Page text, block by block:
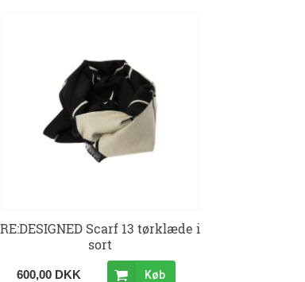
RE:DESIGNED Scarf 13 tørklæde i
sort
600,00 DKK Køb